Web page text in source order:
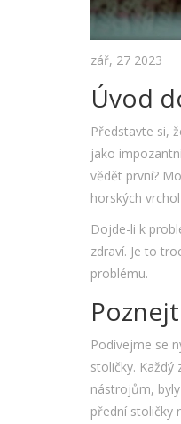
zář, 27 2023
Úvod
Představte si,
jako
vědět první?
horských
Dojde-li k
zdraví. Je to
problému.
Podívejme se
stoličky. Každý
nástrojům,
přední stoličky